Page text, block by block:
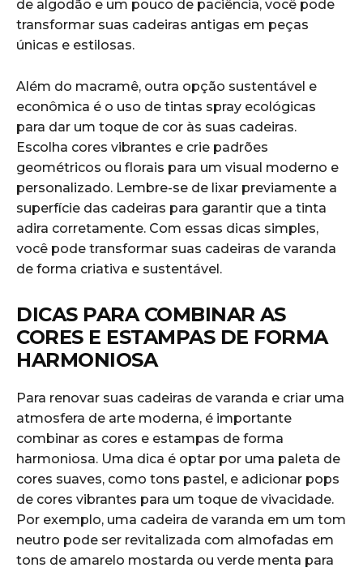
de‌ algodão e um pouco de paciência,‍ você pode​
transformar​ suas ‌cadeiras antigas em peças
únicas⁢ e estilosas.
Além do macramê, outra opção sustentável e
econômica é o uso de ⁢tintas spray ecológicas
para dar um ‍toque de cor às suas cadeiras.
Escolha ⁢cores vibrantes e crie padrões
geométricos ou florais para um visual moderno e
personalizado. Lembre-se de lixar‌ previamente ‌a
superfície das ‌cadeiras‌ para garantir ​que a tinta
adira corretamente. ⁢Com essas dicas simples,
você pode transformar suas cadeiras de varanda
de forma ⁢criativa e sustentável.
DICAS PARA​ COMBINAR⁢ AS
CORES E ESTAMPAS‌ DE FORMA
HARMONIOSA
Para renovar suas ⁢cadeiras de varanda e criar⁤ uma
atmosfera de arte moderna, é importante
combinar as cores e estampas de forma
⁣harmoniosa. Uma ‍dica ​é optar por uma paleta ⁢de
cores suaves, como tons pastel, ‍e adicionar⁢ pops
de cores‌ vibrantes para um toque de vivacidade.
Por ⁣exemplo, uma ​cadeira de varanda em um ‍tom
neutro pode ser revitalizada com almofadas⁢ em
tons ​de amarelo ⁣mostarda ou ⁣verde menta para